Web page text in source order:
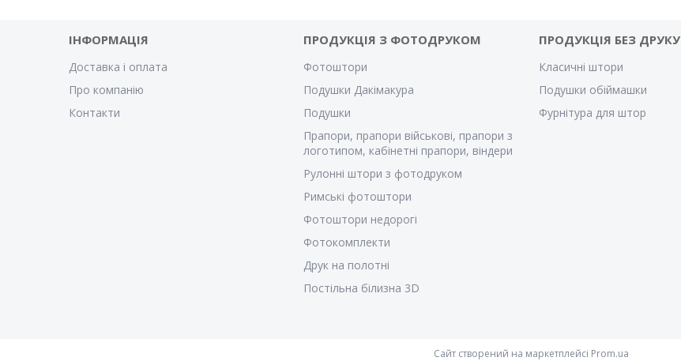
ІНФОРМАЦІЯ
Доставка і оплата
Про компанію
Контакти
ПРОДУКЦІЯ З ФОТОДРУКОМ
Фотоштори
Подушки Дакімакура
Подушки
Прапори, прапори військові, прапори з
логотипом, кабінетні прапори, віндери
Рулонні штори з фотодруком
Римські фотоштори
Фотоштори недорогі
Фотокомплекти
Друк на полотні
Постільна білизна 3D
ПРОДУКЦІЯ БЕЗ ДРУКУ
Класичні штори
Подушки обіймашки
Фурнітура для штор
Сайт створений на маркетплейсі Prom.ua